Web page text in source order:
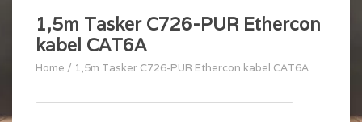
1,5m Tasker C726-PUR Ethercon
kabel CAT6A
Home / 1,5m Tasker C726-PUR Ethercon kabel CAT6A